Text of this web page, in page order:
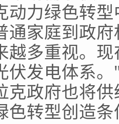
动力绿色转
通家庭到政
越多重视。
伏发电体系
克政府也将
色转型创造